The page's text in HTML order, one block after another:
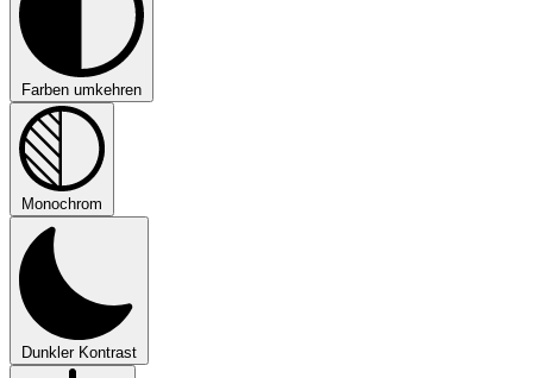
Farben umkehren
Monochrom
Dunkler Kontrast